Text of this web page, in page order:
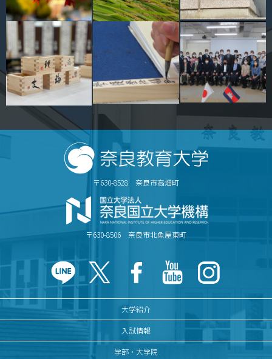
〒630-8528 奈良市高畑町
〒630-8506 奈良市北魚屋東町
大学紹介
入試情報
学部・大学院